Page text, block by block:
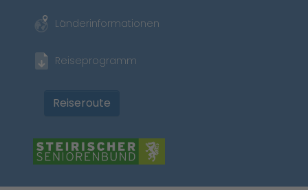
Länderinformationen
Reiseprogramm
Reiseroute